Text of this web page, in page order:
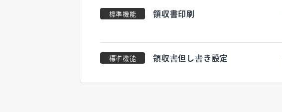
標準機能 領収書印刷
標準機能 領収書但し書き設定